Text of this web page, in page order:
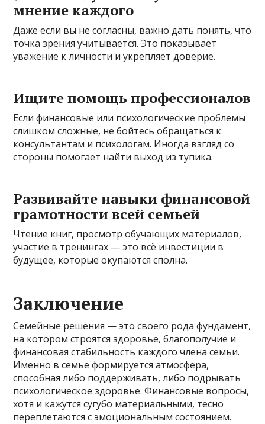
мнение каждого
Даже если вы не согласны, важно дать понять, что
точка зрения учитывается. Это показывает
уважение к личности и укрепляет доверие.
Ищите помощь профессионалов
Если финансовые или психологические проблемы
слишком сложные, не бойтесь обращаться к
консультантам и психологам. Иногда взгляд со
стороны помогает найти выход из тупика.
Развивайте навыки финансовой
грамотности всей семьей
Чтение книг, просмотр обучающих материалов,
участие в тренингах — это всё инвестиции в
будущее, которые окупаются сполна.
Заключение
Семейные решения — это своего рода фундамент,
на котором строятся здоровье, благополучие и
финансовая стабильность каждого члена семьи.
Именно в семье формируется атмосфера,
способная либо поддерживать, либо подрывать
психологическое здоровье. Финансовые вопросы,
хотя и кажутся сугубо материальными, тесно
переплетаются с эмоциональным состоянием.